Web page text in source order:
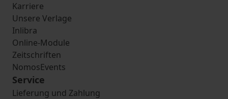
Karriere
Unsere Verlage
Inlibra
Online-Module
Zeitschriften
NomosEvents
Service
Lieferung und Zahlung